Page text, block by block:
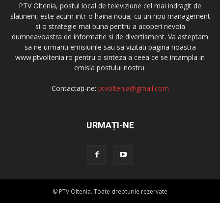
PTV Oltenia, postul local de televiziune cel mai indragit de
slatineni, este acum intr-o haina noua, cu un nou management
si o strategie mai buna pentru a acoperi nevoia
dumneavoastra de informatie si de divertisment. Va asteptam
sa ne urmariti emisiunile sau sa vizitati pagina noastra
www.ptvoltenia.ro pentru o sinteza a ceea ce se intampla in
emisia postului nostru.
Contactați-ne: ptvoltenia@gmail.com
URMAȚI-NE
© PTV Oltenia. Toate drepturile rezervate